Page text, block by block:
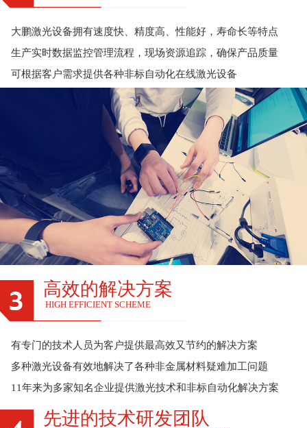
大鹏激光设备拥有速度快、精度高、性能好，寿命长等特点
生产实时数据监控管理流程，现场资源追踪，确保产品质量
可根据客户需求提供各种非标自动化在线激光设备
高效的解决方案
HIGH EFFICIENT SCHEME
有专门的技术人员为客户提供最高效又节约的解决方案
多种激光设备有效地解决了各种非金属材料疑难加工问题
11年来为多家知名企业提供激光技术和非标自动化解决方案
先进的技术研发团队